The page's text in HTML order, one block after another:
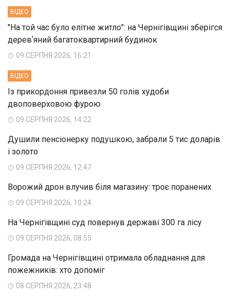
ВIДЕО
"На той час було елітне житло": на Чернігівщині зберігся
деревʼяний багатоквартирний будинок
09 СЕРПНЯ 2026, 16:21
ВIДЕО
Із прикордоння привезли 50 голів худоби
двоповерховою фурою
09 СЕРПНЯ 2026, 14:22
Душили пенсіонерку подушкою, забрали 5 тис доларів
і золото
09 СЕРПНЯ 2026, 12:47
Ворожий дрон влучив біля магазину: троє поранених
09 СЕРПНЯ 2026, 10:24
На Чернігівщині суд повернув державі 300 га лісу
09 СЕРПНЯ 2026, 08:55
Громада на Чернігівщині отримала обладнання для
пожежників: хто допоміг
08 СЕРПНЯ 2026, 23:48